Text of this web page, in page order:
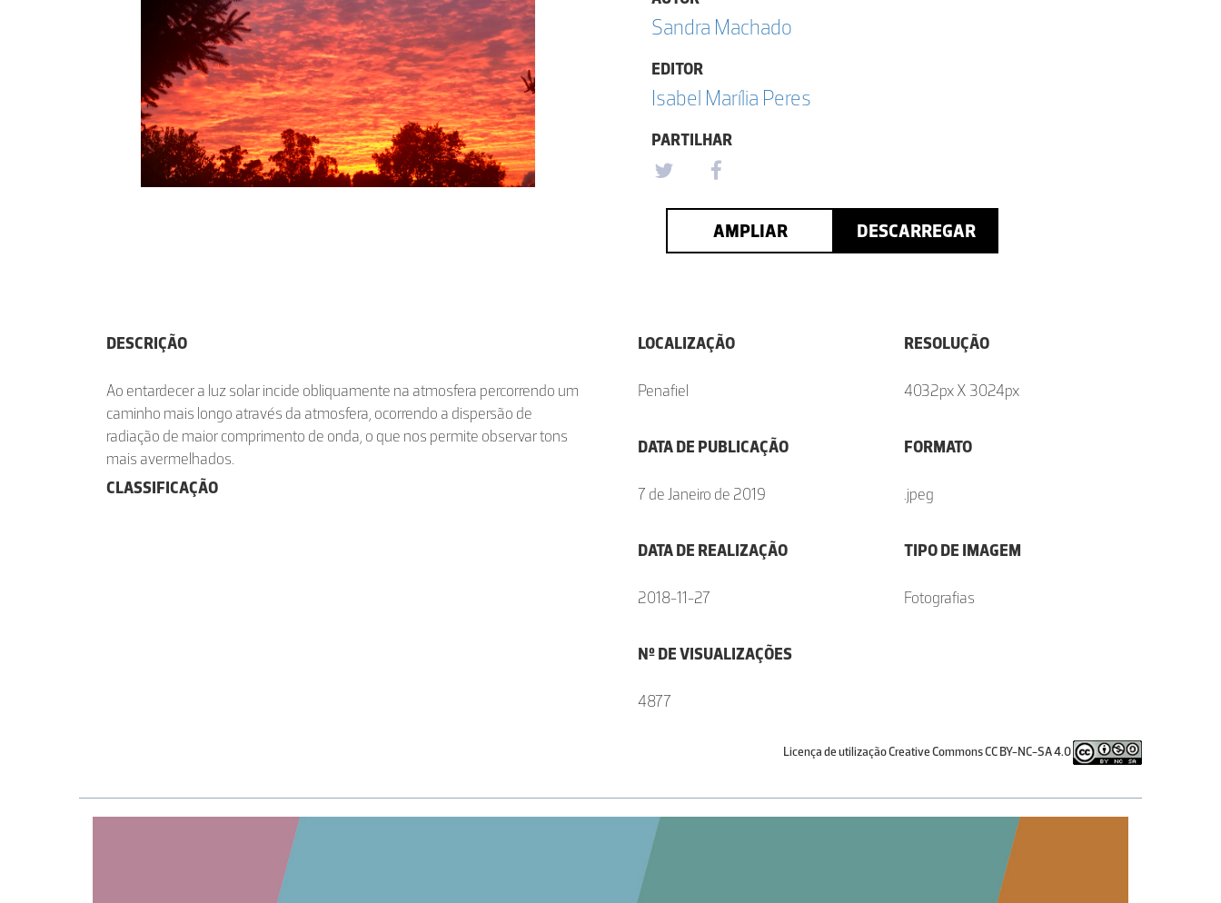
Sandra Machado
EDITOR
Isabel Marília Peres
PARTILHAR
AMPLIAR DESCARREGAR
DESCRIÇÃO
Ao entardecer a luz solar incide obliquamente na atmosfera percorrendo um
caminho mais longo através da atmosfera, ocorrendo a dispersão de
radiação de maior comprimento de onda, o que nos permite observar tons
mais avermelhados.
CLASSIFICAÇÃO
LOCALIZAÇÃO
Penafiel
DATA DE PUBLICAÇÃO
7 de Janeiro de 2019
DATA DE REALIZAÇÃO
2018-11-27
Nº DE VISUALIZAÇÕES
4877
RESOLUÇÃO
4032px X 3024px
FORMATO
.jpeg
TIPO DE IMAGEM
Fotografias
Licença de utilização Creative Commons CC BY-NC-SA 4.0